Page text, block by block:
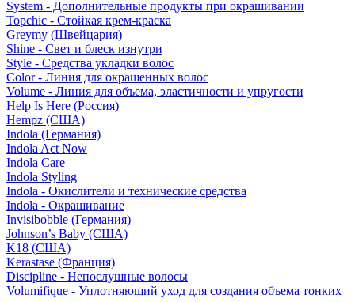
System - Дополнительные продукты при окрашивании
Topchic - Стойкая крем-краска
Greymy (Швейцария)
Shine - Свет и блеск изнутри
Style - Средства укладки волос
Color - Линия для окрашенных волос
Volume - Линия для объема, эластичности и упругости
Help Is Here (Россия)
Hempz (США)
Indola (Германия)
Indola Act Now
Indola Care
Indola Styling
Indola - Окислители и технические средства
Indola - Окрашивание
Invisibobble (Германия)
Johnson’s Baby (США)
K18 (США)
Kerastase (Франция)
Discipline - Непослушные волосы
Volumifique - Уплотняющий уход для создания объема тонких